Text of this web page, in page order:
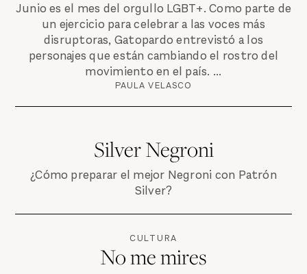
Junio es el mes del orgullo LGBT+. Como parte de
un ejercicio para celebrar a las voces más
disruptoras, Gatopardo entrevistó a los
personajes que están cambiando el rostro del
movimiento en el país. ...
PAULA VELASCO
Silver Negroni
¿Cómo preparar el mejor Negroni con Patrón
Silver?
CULTURA
No me mires